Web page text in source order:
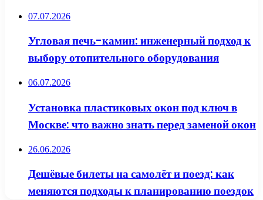
07.07.2026
Угловая печь-камин: инженерный подход к
выбору отопительного оборудования
06.07.2026
Установка пластиковых окон под ключ в
Москве: что важно знать перед заменой окон
26.06.2026
Дешёвые билеты на самолёт и поезд: как
меняются подходы к планированию поездок